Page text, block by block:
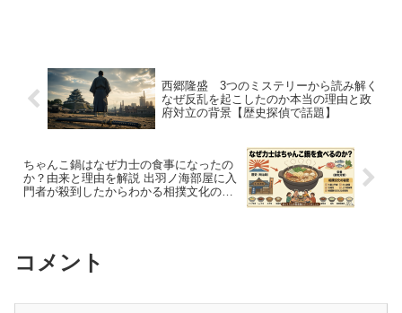
西郷隆盛 3つのミステリーから読み解く
なぜ反乱を起こしたのか本当の理由と政
府対立の背景【歴史探偵で話題】
ちゃんこ鍋はなぜ力士の食事になったの
か？由来と理由を解説 出羽ノ海部屋に入
門者が殺到したからわかる相撲文化の背
コメント